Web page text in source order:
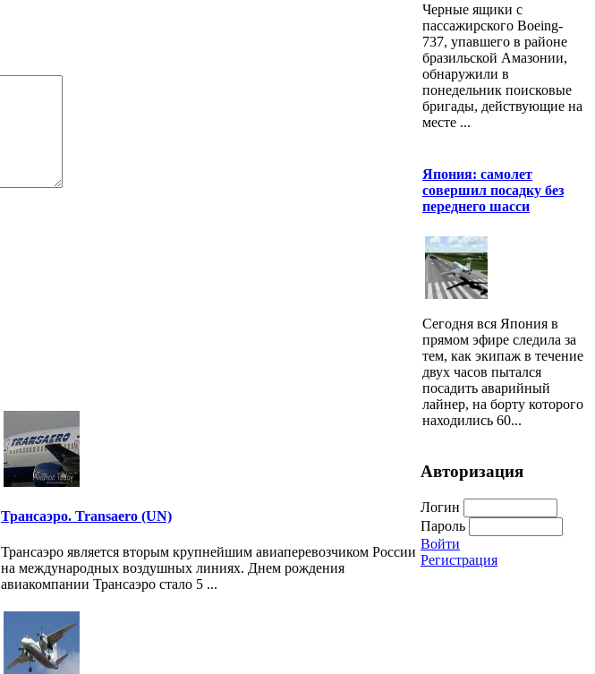
Трансаэро. Transaero (UN)
Трансаэро является вторым крупнейшим авиаперевозчиком России
на международных воздушных линиях. Днем рождения
авиакомпании Трансаэро стало 5 ...
Черные ящики с
пассажирского Boeing-
737, упавшего в районе
бразильской Амазонии,
обнаружили в
понедельник поисковые
бригады, действующие на
месте ...
Япония: самолет
совершил посадку без
переднего шасси
Сегодня вся Япония в
прямом эфире следила за
тем, как экипаж в течение
двух часов пытался
посадить аварийный
лайнер, на борту которого
находились 60...
Авторизация
Логин
Пароль
Войти
Регистрация